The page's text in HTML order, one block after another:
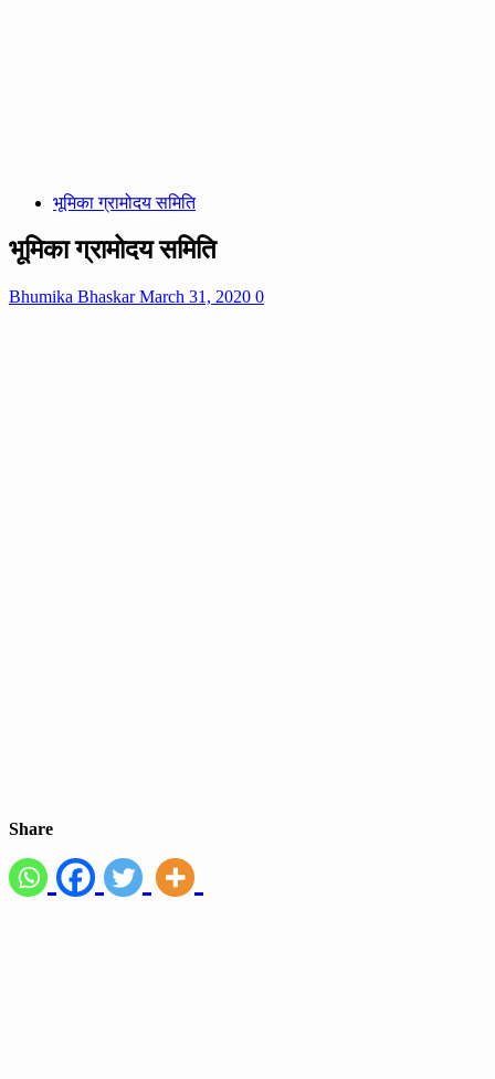
भूमिका ग्रामोदय समिति
भूमिका ग्रामोदय समिति
Bhumika BhaskarMarch 31, 2020 0
Share